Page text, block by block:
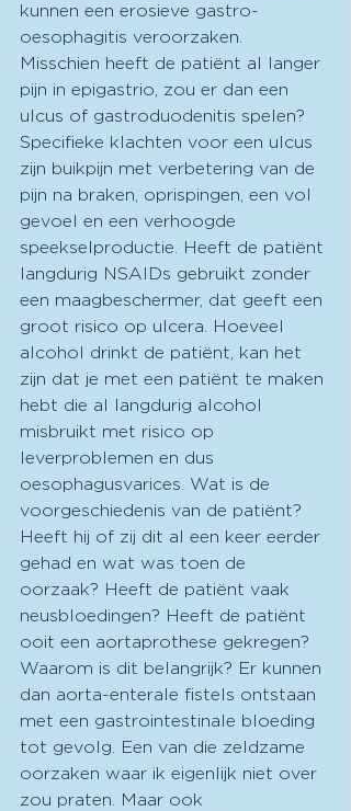
kunnen een erosieve gastro-
oesophagitis veroorzaken.
Misschien heeft de patiënt al langer
pijn in epigastrio, zou er dan een
ulcus of gastroduodenitis spelen?
Specifieke klachten voor een ulcus
zijn buikpijn met verbetering van de
pijn na braken, oprispingen, een vol
gevoel en een verhoogde
speekselproductie. Heeft de patiënt
langdurig NSAIDs gebruikt zonder
een maagbeschermer, dat geeft een
groot risico op ulcera. Hoeveel
alcohol drinkt de patiënt, kan het
zijn dat je met een patiënt te maken
hebt die al langdurig alcohol
misbruikt met risico op
leverproblemen en dus
oesophagusvarices. Wat is de
voorgeschiedenis van de patiënt?
Heeft hij of zij dit al een keer eerder
gehad en wat was toen de
oorzaak? Heeft de patiënt vaak
neusbloedingen? Heeft de patiënt
ooit een aortaprothese gekregen?
Waarom is dit belangrijk? Er kunnen
dan aorta-enterale fistels ontstaan
met een gastrointestinale bloeding
tot gevolg. Een van die zeldzame
oorzaken waar ik eigenlijk niet over
zou praten. Maar ook